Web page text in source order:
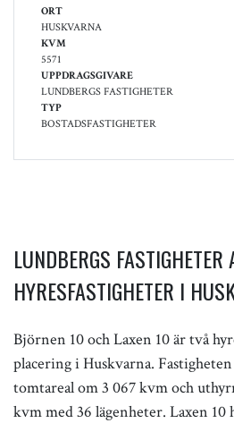
ORT
HUSKVARNA
KVM
5571
UPPDRAGSGIVARE
LUNDBERGS FASTIGHETER
TYP
BOSTADSFASTIGHETER
LUNDBERGS
HYRESFASTIGHETER I
Björnen 10 och Laxen 10 är två
placering i Huskvarna.
tomtareal om 3 067 kvm och
kvm med 36 lägenheter. Laxen 10